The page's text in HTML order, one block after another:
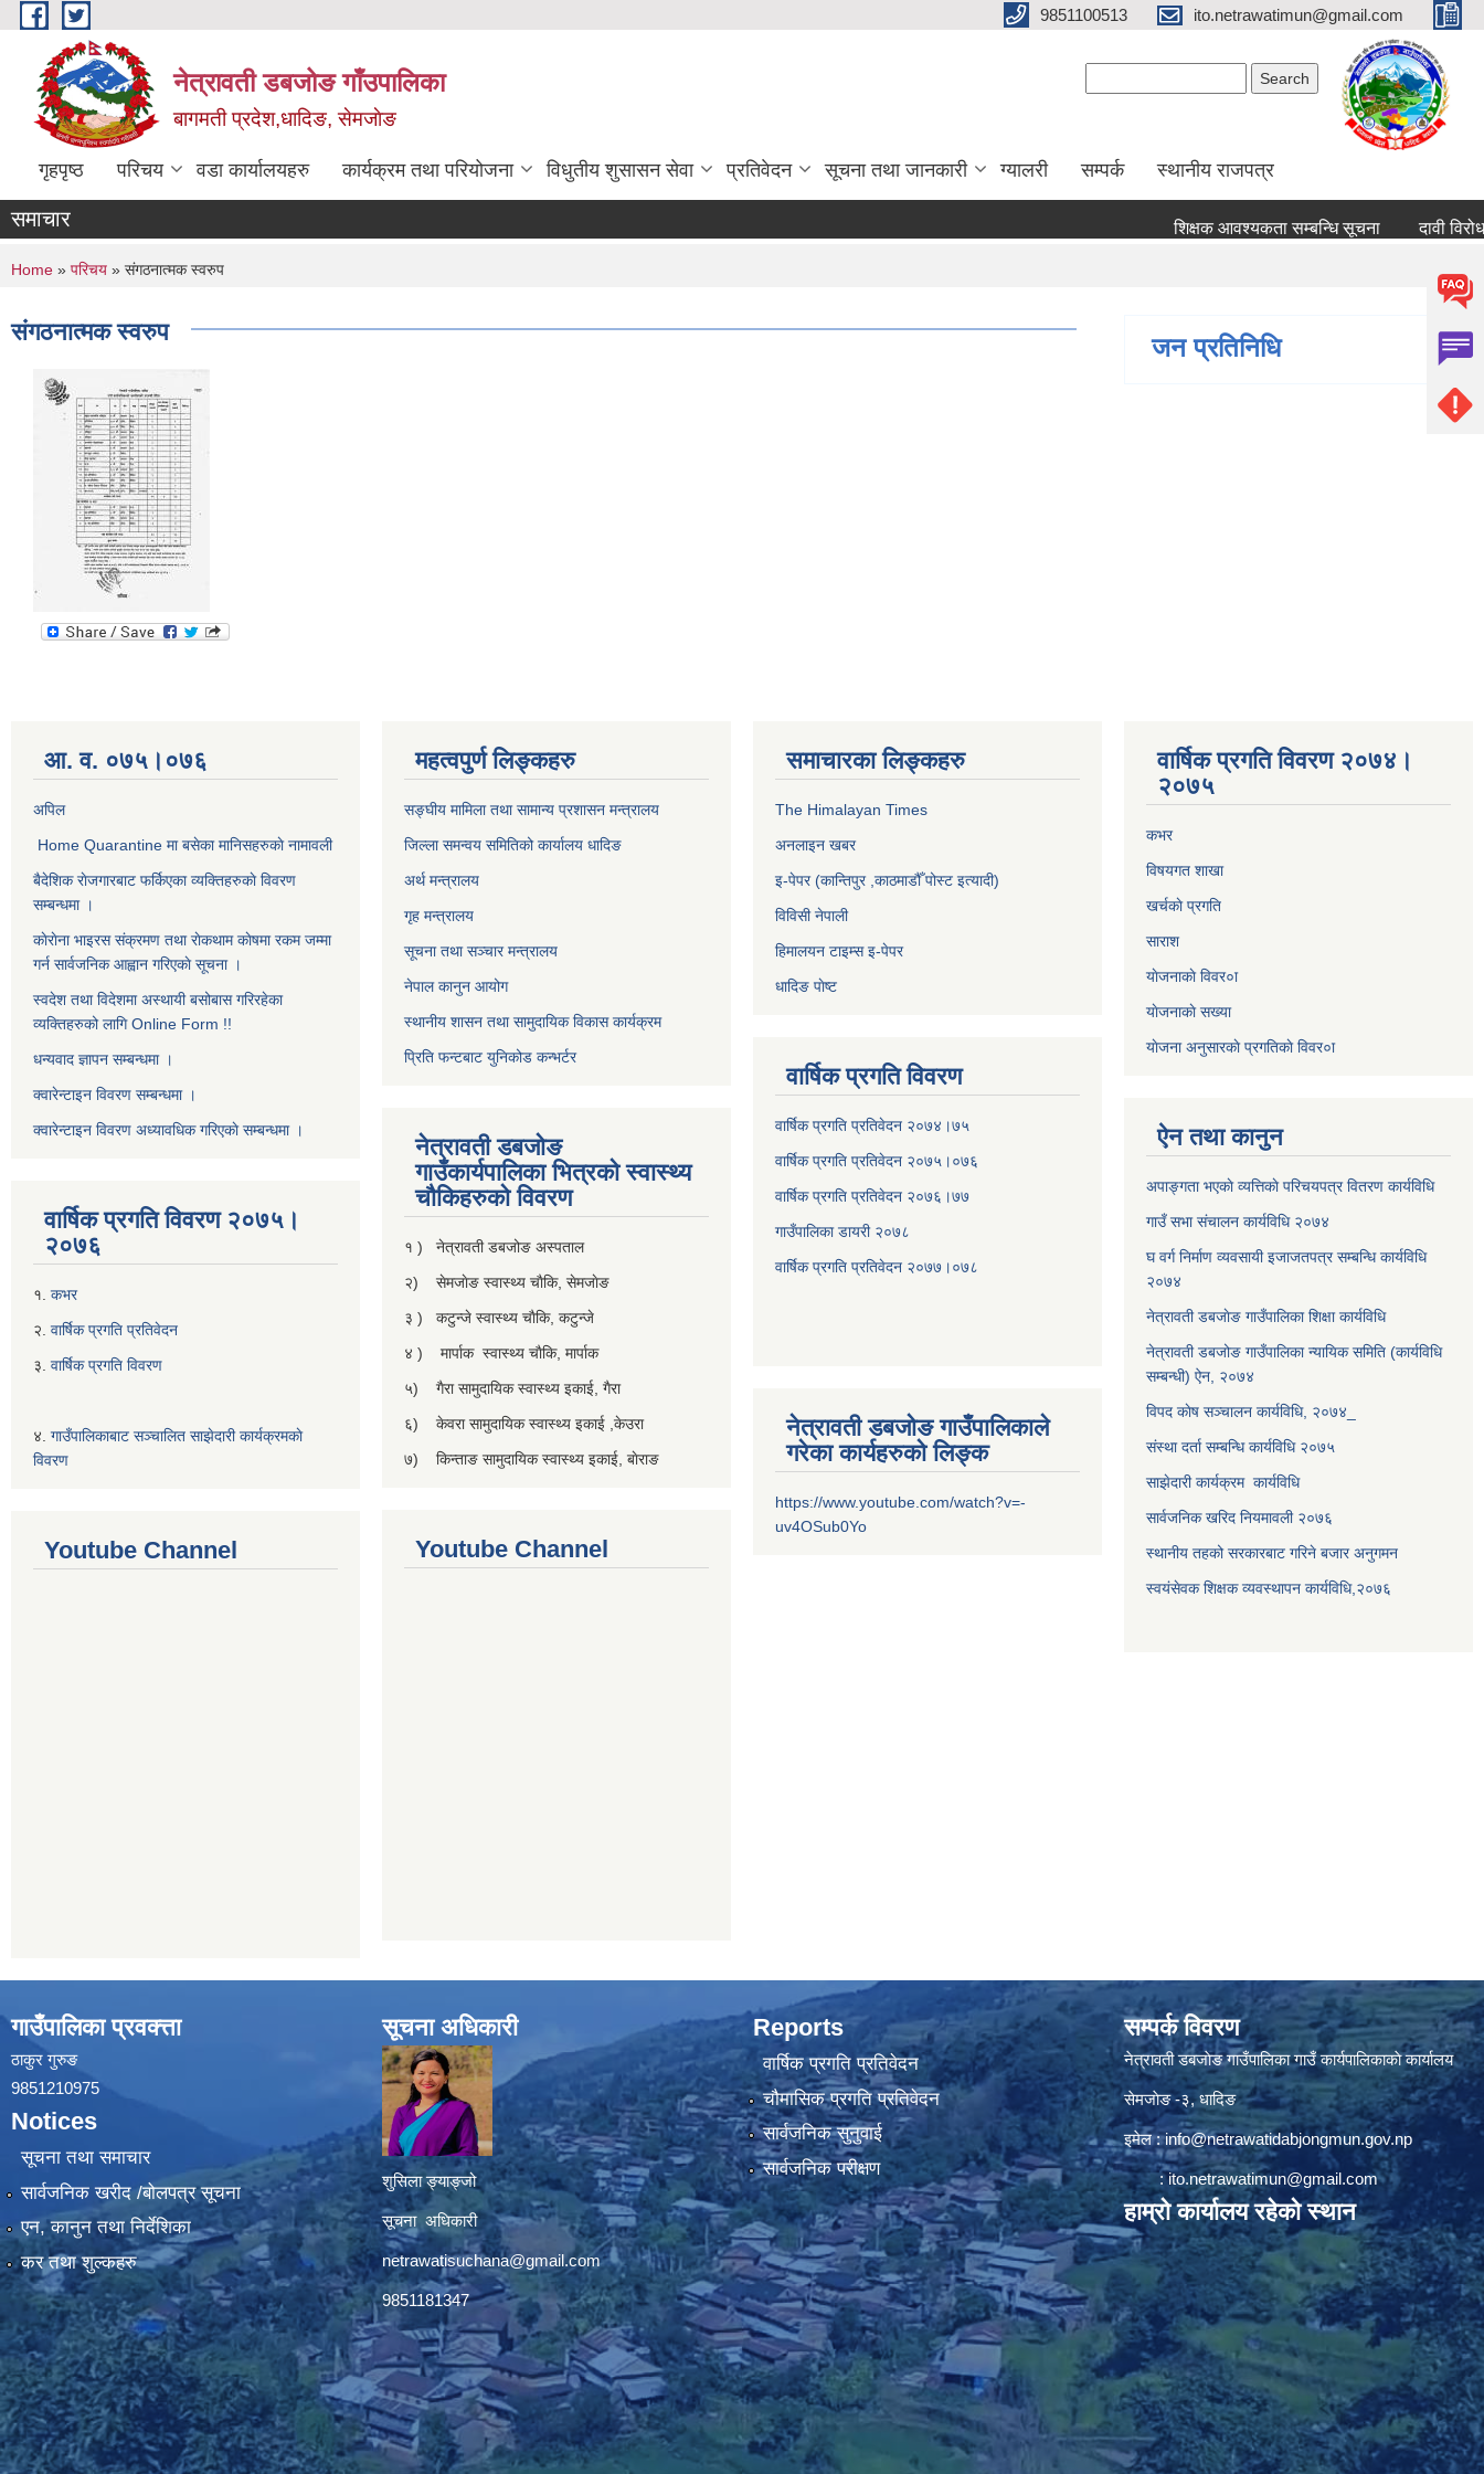
Skip to main content 9851100513 ito.netrawatimun@gmail.com
नेत्रावती डबजोङ गाँउपालिका
बागमती प्रदेश,धादिङ, सेमजाेङ
गृहपृष्ठ परिचय वडा कार्यालयहरु कार्यक्रम तथा परियोजना विधुतीय शुसासन सेवा प्रतिवेदन सूचना तथा जानकारी ग्यालरी सम्पर्क स्थानीय राजपत्र
समाचार शिक्षक आवश्यकता सम्बन्धि सूचना दावी विरोध पेश
You are here
Home » परिचय » संगठनात्मक स्वरुप
संगठनात्मक स्वरुप
जन प्रतिनिधि
आ. व. ०७५।०७६
अपिल
Home Quarantine मा बसेका मानिसहरुकाे नामावली
बैदेशिक राेजगारबाट फर्किएका व्यक्तिहरुकाे विवरण
सम्बन्धमा ।
काेराेना भाइरस संक्रमण तथा राेकथाम काेषमा रकम जम्मा
गर्न सार्वजनिक आह्वान गरिएकाे सूचना ।
स्वदेश तथा विदेशमा अस्थायी बसोबास गरिरहेका
व्यक्तिहरुको लागि Online Form !!
धन्यवाद ज्ञापन सम्बन्धमा ।
क्वारेन्टाइन विवरण सम्बन्धमा ।
क्वारेन्टाइन विवरण अध्यावधिक गरिएकाे सम्बन्धमा ।
वार्षिक प्रगति विवरण २०७५।
२०७६
१. कभर
२. वार्षिक प्रगति प्रतिवेदन
३. वार्षिक प्रगति विवरण
४. गाउँपालिकाबाट सञ्चालित साझेदारी कार्यक्रमकाे
विवरण
Youtube Channel
महत्वपुर्ण लिङ्कहरु
सङ्घीय मामिला तथा सामान्य प्रशासन मन्त्रालय
जिल्ला समन्वय समितिको कार्यालय धादिङ
अर्थ मन्त्रालय
गृह मन्त्रालय
सूचना तथा सञ्चार मन्त्रालय
नेपाल कानुन आयोग
स्थानीय शासन तथा सामुदायिक विकास कार्यक्रम
प्रिति फन्टबाट युनिकोड कन्भर्टर
नेत्रावती डबजाेङ
गाउँकार्यपालिका भित्रकाे स्वास्थ्य
चाैकिहरुकाे विवरण
१ ) नेत्रावती डबजोङ अस्पताल
२) सेमजाेङ स्वास्थ्य चाैकि, सेमजाेङ
३ ) कटुन्जे स्वास्थ्य चाैकि, कटुन्जे
४ ) मार्पाक स्वास्थ्य चाैकि, मार्पाक
५) गैरा सामुदायिक स्वास्थ्य इकाई, गैरा
६) केवरा सामुदायिक स्वास्थ्य इकाई ,केउरा
७) किन्ताङ सामुदायिक स्वास्थ्य इकाई, बाेराङ
Youtube Channel
समाचारका लिङ्कहरु
The Himalayan Times
अनलाइन खबर
इ-पेपर (कान्तिपुर ,काठमाडौँ पोस्ट इत्यादी)
विविसी नेपाली
हिमालयन टाइम्स इ-पेपर
धादिङ पाेष्ट
वार्षिक प्रगति विवरण
वार्षिक प्रगति प्रतिवेदन २०७४।७५
वार्षिक प्रगति प्रतिवेदन २०७५।०७६
वार्षिक प्रगति प्रतिवेदन २०७६।७७
गाउँपालिका डायरी २०७८
वार्षिक प्रगति प्रतिवेदन २०७७।०७८
नेत्रावती डबजोङ गाउँपालिकाले
गरेका कार्यहरुको लिङ्क
https://www.youtube.com/watch?v=-
uv4OSub0Yo
वार्षिक प्रगति विवरण २०७४।
२०७५
कभर
विषयगत शाखा
खर्चकाे प्रगति
साराश
याेजनाकाे विवर०ा
याेजनाकाे सख्या
याेजना अनुसारकाे प्रगतिकाे विवर०ा
ऐन तथा कानुन
अपाङ्गता भएकाे व्यत्तिकाे परिचयपत्र वितरण कार्यविधि
गाउँ सभा संचालन कार्यविधि २०७४
घ वर्ग निर्माण व्यवसायी इजाजतपत्र सम्बन्धि कार्यविधि
२०७४
नेत्रावती डबजाेङ गाउँपालिका शिक्षा कार्यविधि
नेत्रावती डबजोङ गाउँपालिका न्यायिक समिति (कार्यविधि
सम्बन्धी) ऐन, २०७४
विपद काेष सञ्चालन कार्यविधि, २०७४_
संस्था दर्ता सम्बन्धि कार्यविधि २०७५
साझेदारी कार्यक्रम कार्यविधि
सार्वजनिक खरिद नियमावली २०७६
स्थानीय तहको सरकारबाट गरिने बजार अनुगमन
स्वयंसेवक शिक्षक व्यवस्थापन कार्यविधि,२०७६
गाउँपालिका प्रवक्त्ता
ठाकुर गुरुङ
9851210975
Notices
सूचना तथा समाचार
सार्वजनिक खरीद /बोलपत्र सूचना
एन, कानुन तथा निर्देशिका
कर तथा शुल्कहरु
सूचना अधिकारी
शुसिला ङ्याङ्जो
सूचना अधिकारी
netrawatisuchana@gmail.com
9851181347
Reports
वार्षिक प्रगति प्रतिवेदन
चौमासिक प्रगति प्रतिवेदन
सार्वजनिक सुनुवाई
सार्वजनिक परीक्षण
सम्पर्क विवरण
नेत्रावती डबजाेङ गाउँपालिका गाउँ कार्यपालिकाकाे कार्यालय
सेमजाेङ -३, धादिङ
इमेल :info@netrawatidabjongmun.gov.np
:ito.netrawatimun@gmail.com
हाम्राे कार्यालय रहेकाे स्थान